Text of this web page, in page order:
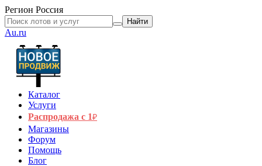
Регион Россия
Найти
Au.ru
Каталог
Услуги
Распродажа с 1₽
Магазины
Форум
Помощь
Блог